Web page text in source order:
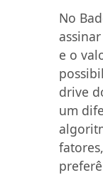
No
e o
drive
um